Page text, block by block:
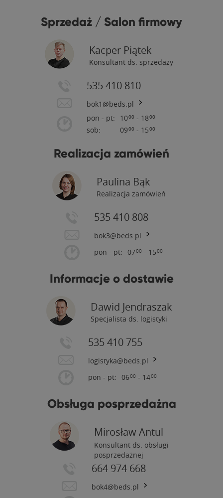
Sprzedaż / Salon firmowy
Kacper Piątek
Konsultant ds. sprzedaży
535 410 810
bok1@beds.pl
pon - pt:
sob:
1000 - 1800
0900 - 1500
Realizacja zamówień
Paulina Bąk
Realizacja zamówień
535 410 808
bok3@beds.pl
pon - pt: 0700 - 1500
Informacje o dostawie
Dawid Jendraszak
Specjalista ds. logistyki
535 410 755
logistyka@beds.pl
pon - pt: 0600 - 1400
Obsługa posprzedażna
Mirosław Antul
Konsultant ds. obsługi
posprzedażnej
664 974 668
bok4@beds.pl